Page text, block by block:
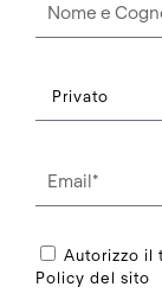
Autorizzo il
Policy del sito